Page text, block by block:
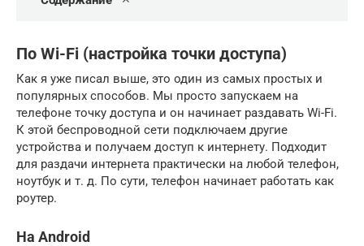
По Wi-Fi (настройка точки доступа)
Как я уже писал выше, это один из самых простых и
популярных способов. Мы просто запускаем на
телефоне точку доступа и он начинает раздавать Wi-Fi.
К этой беспроводной сети подключаем другие
устройства и получаем доступ к интернету. Подходит
для раздачи интернета практически на любой телефон,
ноутбук и т. д. По сути, телефон начинает работать как
роутер.
На Android